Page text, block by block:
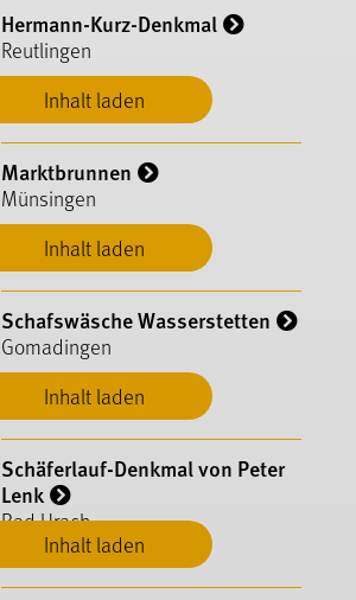
Inhalt laden
Hermann-Kurz-Denkmal
Reutlingen
Inhalt laden
Marktbrunnen
Münsingen
Inhalt laden
Schafswäsche Wasserstetten
Gomadingen
Inhalt laden
Schäferlauf-Denkmal von Peter
Lenk
Bad Urach